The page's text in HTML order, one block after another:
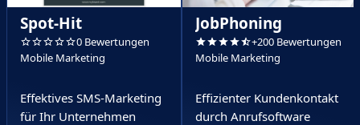
Spot-Hit
0 Bewertungen
Mobile Marketing
Effektives SMS-Marketing
für Ihr Unternehmen
JobPhoning
+200 Bewertungen
Mobile Marketing
Effizienter Kundenkontakt
durch Anrufsoftware